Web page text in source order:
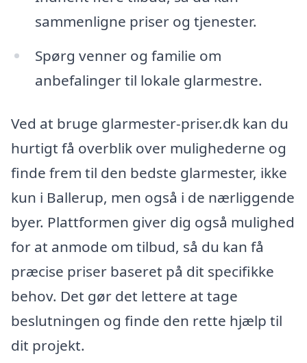
sammenligne priser og tjenester.
Spørg venner og familie om
anbefalinger til lokale glarmestre.
Ved at bruge glarmester-priser.dk kan du
hurtigt få overblik over mulighederne og
finde frem til den bedste glarmester, ikke
kun i Ballerup, men også i de nærliggende
byer. Plattformen giver dig også mulighed
for at anmode om tilbud, så du kan få
præcise priser baseret på dit specifikke
behov. Det gør det lettere at tage
beslutningen og finde den rette hjælp til
dit projekt.